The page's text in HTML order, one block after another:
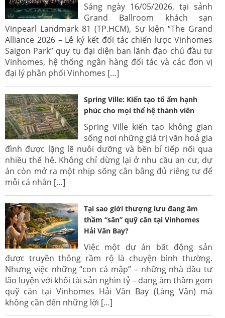
Sáng ngày 16/05/2026, tại sảnh
Grand Ballroom khách sạn
Vinpearl Landmark 81 (TP.HCM), Sự kiện “The Grand
Alliance 2026 – Lễ ký kết đối tác chiến lược Vinhomes
Saigon Park” quy tụ đại diện ban lãnh đạo chủ đầu tư
Vinhomes, hệ thống ngân hàng đối tác và các đơn vị
đại lý phân phối Vinhomes […]
Spring Ville: Kiến tạo tổ ấm hạnh
phúc cho mọi thế hệ thành viên
Spring Ville kiến tạo không gian
sống nơi những giá trị văn hoá gia
đình được lặng lẽ nuôi dưỡng và bền bỉ tiếp nối qua
nhiều thế hệ. Không chỉ dừng lại ở nhu cầu an cư, dự
án còn mở ra một nhịp sống cân bằng đủ riêng tư để
mỗi cá nhân […]
Tại sao giới thượng lưu đang âm
thầm “săn” quỹ căn tại Vinhomes
Hải Vân Bay?
Việc một dự án bất động sản
được truyền thông rầm rộ là chuyện bình thường.
Nhưng việc những “con cá mập” – những nhà đầu tư
lão luyện với khối tài sản nghìn tỷ – đang âm thầm gom
quỹ căn tại Vinhomes Hải Vân Bay (Làng Vân) mà
không cần đến những lời […]